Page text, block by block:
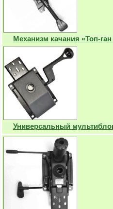
Механизм качания «Топ-ган
Универсальный